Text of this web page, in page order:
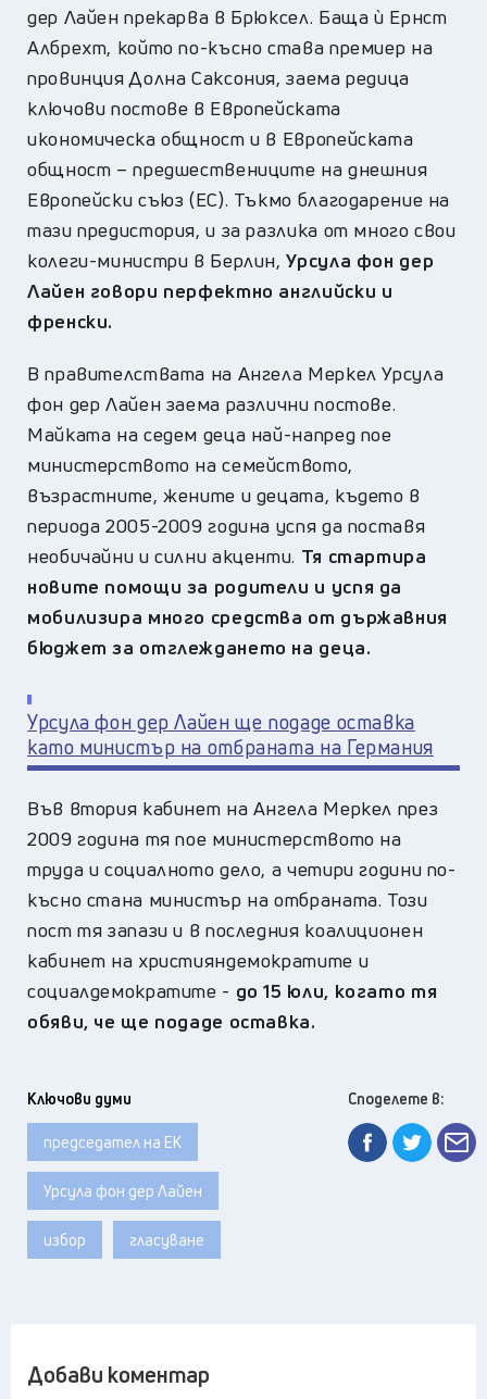
дер Лайен прекарва в Брюксел. Баща ѝ Ернст
Албрехт, който по-късно става премиер на
провинция Долна Саксония, заема редица
ключови постове в Европейската
икономическа общност и в Европейската
общност – предшествениците на днешния
Европейски съюз (ЕС). Тъкмо благодарение на
тази предистория, и за разлика от много свои
колеги-министри в Берлин,Урсула фон дер
Лайен говори перфектно английски и
френски.
В правителствата на Ангела Меркел Урсула
фон дер Лайен заема различни постове.
Майката на седем деца най-напред пое
министерството на семейството,
възрастните, жените и децата, където в
периода 2005-2009 година успя да поставя
необичайни и силни акценти. Тя стартира
новите помощи за родители и успя да
мобилизира много средства от държавния
бюджет за отглеждането на деца.
Урсула фон дер Лайен ще подаде оставка
като министър на отбраната на Германия
Във втория кабинет на Ангела Меркел през
2009 година тя пое министерството на
труда и социалното дело, а четири години по-
късно стана министър на отбраната. Този
пост тя запази и в последния коалиционен
кабинет на християндемократите и
социалдемократите - до 15 юли, когато тя
обяви, че ще подаде оставка.
Ключови думи
председател на ЕК
Урсула фон дер Лайен
избор гласуване
Споделете в:
Добави коментар